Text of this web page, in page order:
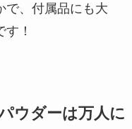
で、付属品にも大
！
ウダーは万人に